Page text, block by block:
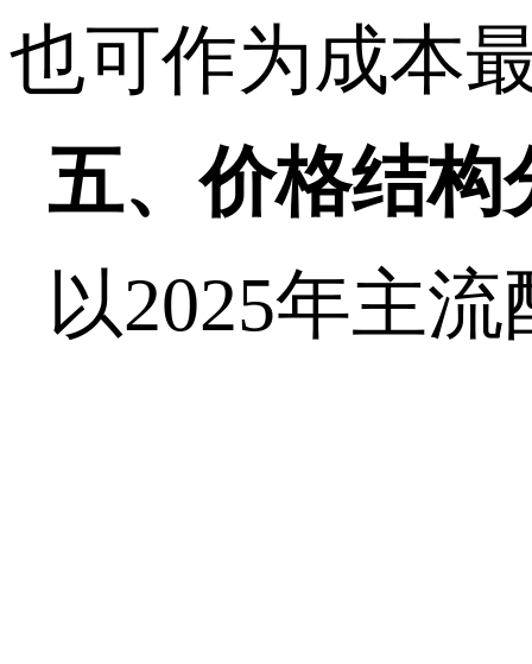
也可作为成本
五、价格结构
以2025年主流